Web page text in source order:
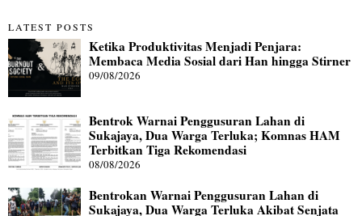
LATEST POSTS
Ketika Produktivitas Menjadi Penjara:
Membaca Media Sosial dari Han hingga Stirner
09/08/2026
Bentrok Warnai Penggusuran Lahan di
Sukajaya, Dua Warga Terluka; Komnas HAM
Terbitkan Tiga Rekomendasi
08/08/2026
Bentrokan Warnai Penggusuran Lahan di
Sukajaya, Dua Warga Terluka Akibat Senjata